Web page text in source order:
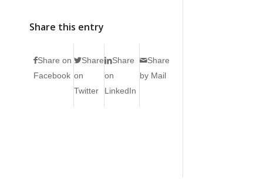
Share this entry
Share on
Facebook
Share
on
Twitter
Share
on
LinkedIn
Share
by Mail